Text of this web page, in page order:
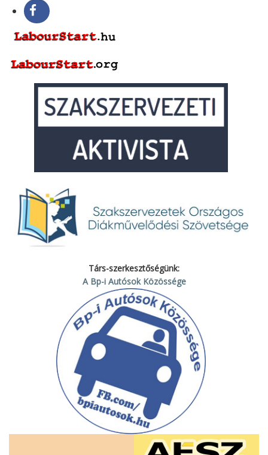
Társ-szerkesztőségünk:
A Bp-i Autósok Közössége